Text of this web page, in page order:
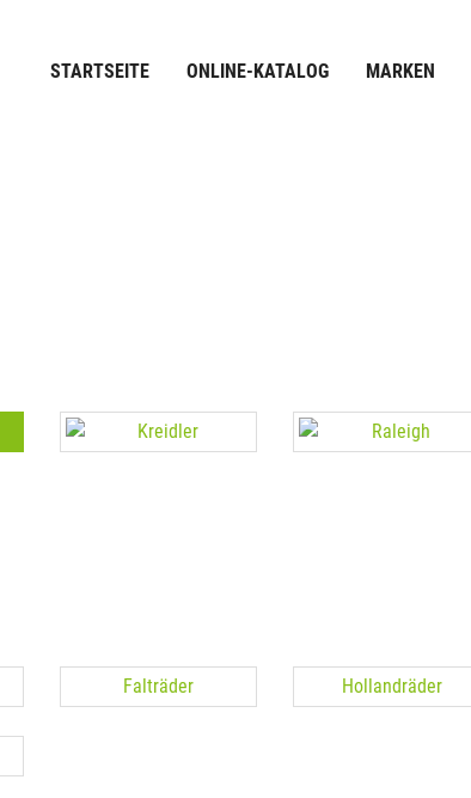
STARTSEITE ONLINE-KATALOG MARKEN
Falträder Hollandräder